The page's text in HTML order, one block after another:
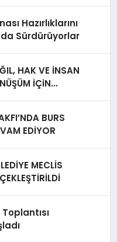
Hazırlıklarını
Sürdürüyorlar
HAK VE İNSAN
İÇiN
BURS
EDİYOR
MECLİS